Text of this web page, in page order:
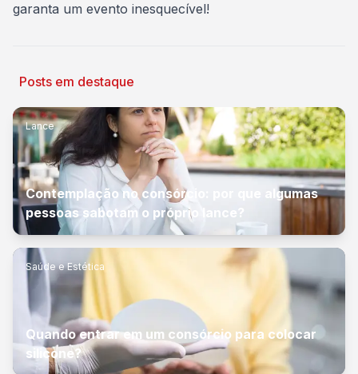
garanta um evento inesquecível!
Posts em destaque
Lance
Contemplação no consórcio: por que algumas
pessoas sabotam o próprio lance?
Saúde e Estética
Quando entrar em um consórcio para colocar
silicone?